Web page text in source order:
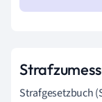
Strafgesetzbuch